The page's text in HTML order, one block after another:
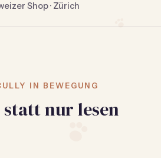
Shop · Zürich
IN BEWEGUNG
statt nur lesen
wo sie sind
& Katze.
von EMMY & PEPE.